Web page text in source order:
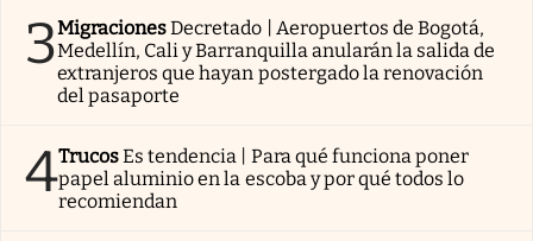
3MigracionesDecretado | Aeropuertos de Bogotá,
Medellín, Cali y Barranquilla anularán la salida de
extranjeros que hayan postergado la renovación
del pasaporte
4TrucosEs tendencia | Para qué funciona poner
papel aluminio en la escoba y por qué todos lo
recomiendan